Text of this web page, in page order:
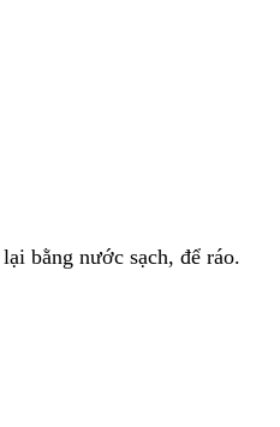
bằng nước sạch, để ráo.